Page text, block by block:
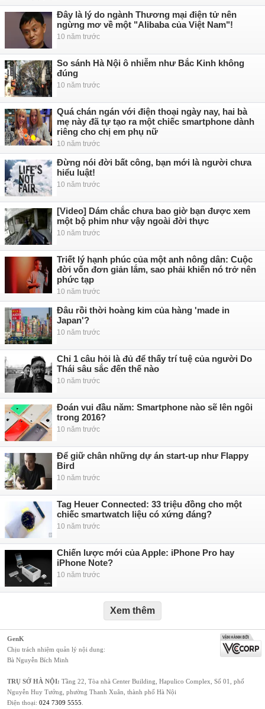
Đây là lý do ngành Thương mại điện tử nên
ngừng mơ về một "Alibaba của Việt Nam"!
10 năm trước
So sánh Hà Nội ô nhiễm như Bắc Kinh không
đúng
10 năm trước
Quá chán ngán với điện thoại ngày nay, hai bà
mẹ này đã tự tạo ra một chiếc smartphone dành
riêng cho chị em phụ nữ
10 năm trước
Đừng nói đời bất công, bạn mới là người chưa
hiểu luật!
10 năm trước
[Video] Dám chắc chưa bao giờ bạn được xem
một bộ phim như vậy ngoài đời thực
10 năm trước
Triết lý hạnh phúc của một anh nông dân: Cuộc
đời vốn đơn giản lắm, sao phải khiến nó trở nên
phức tạp
10 năm trước
Đâu rồi thời hoàng kim của hàng 'made in
Japan'?
10 năm trước
Chỉ 1 câu hỏi là đủ để thấy trí tuệ của người Do
Thái sâu sắc đến thế nào
10 năm trước
Đoán vui đầu năm: Smartphone nào sẽ lên ngôi
trong 2016?
10 năm trước
Để giữ chân những dự án start-up như Flappy
Bird
10 năm trước
Tag Heuer Connected: 33 triệu đồng cho một
chiếc smartwatch liệu có xứng đáng?
10 năm trước
Chiến lược mới của Apple: iPhone Pro hay
iPhone Note?
10 năm trước
Xem thêm
GenK
Chịu trách nhiệm quản lý nội dung:
Bà Nguyễn Bích Minh
TRỤ SỞ HÀ NỘI: Tầng 22, Tòa nhà Center Building, Hapulico Complex, Số 01, phố
Nguyễn Huy Tưởng, phường Thanh Xuân, thành phố Hà Nội
Điện thoại: 024 7309 5555